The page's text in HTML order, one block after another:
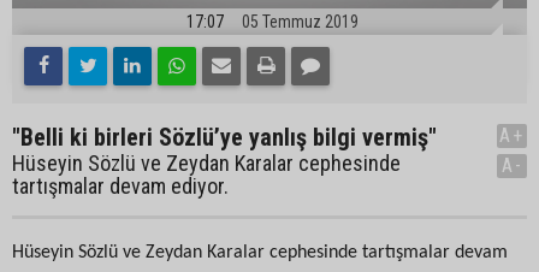
17:07 05 Temmuz 2019
"Belli ki birleri Sözlü’ye yanlış bilgi vermiş"
Hüseyin Sözlü ve Zeydan Karalar cephesinde
tartışmalar devam ediyor.
A+
A-
Hüseyin Sözlü ve Zeydan Karalar cephesinde tartışmalar devam